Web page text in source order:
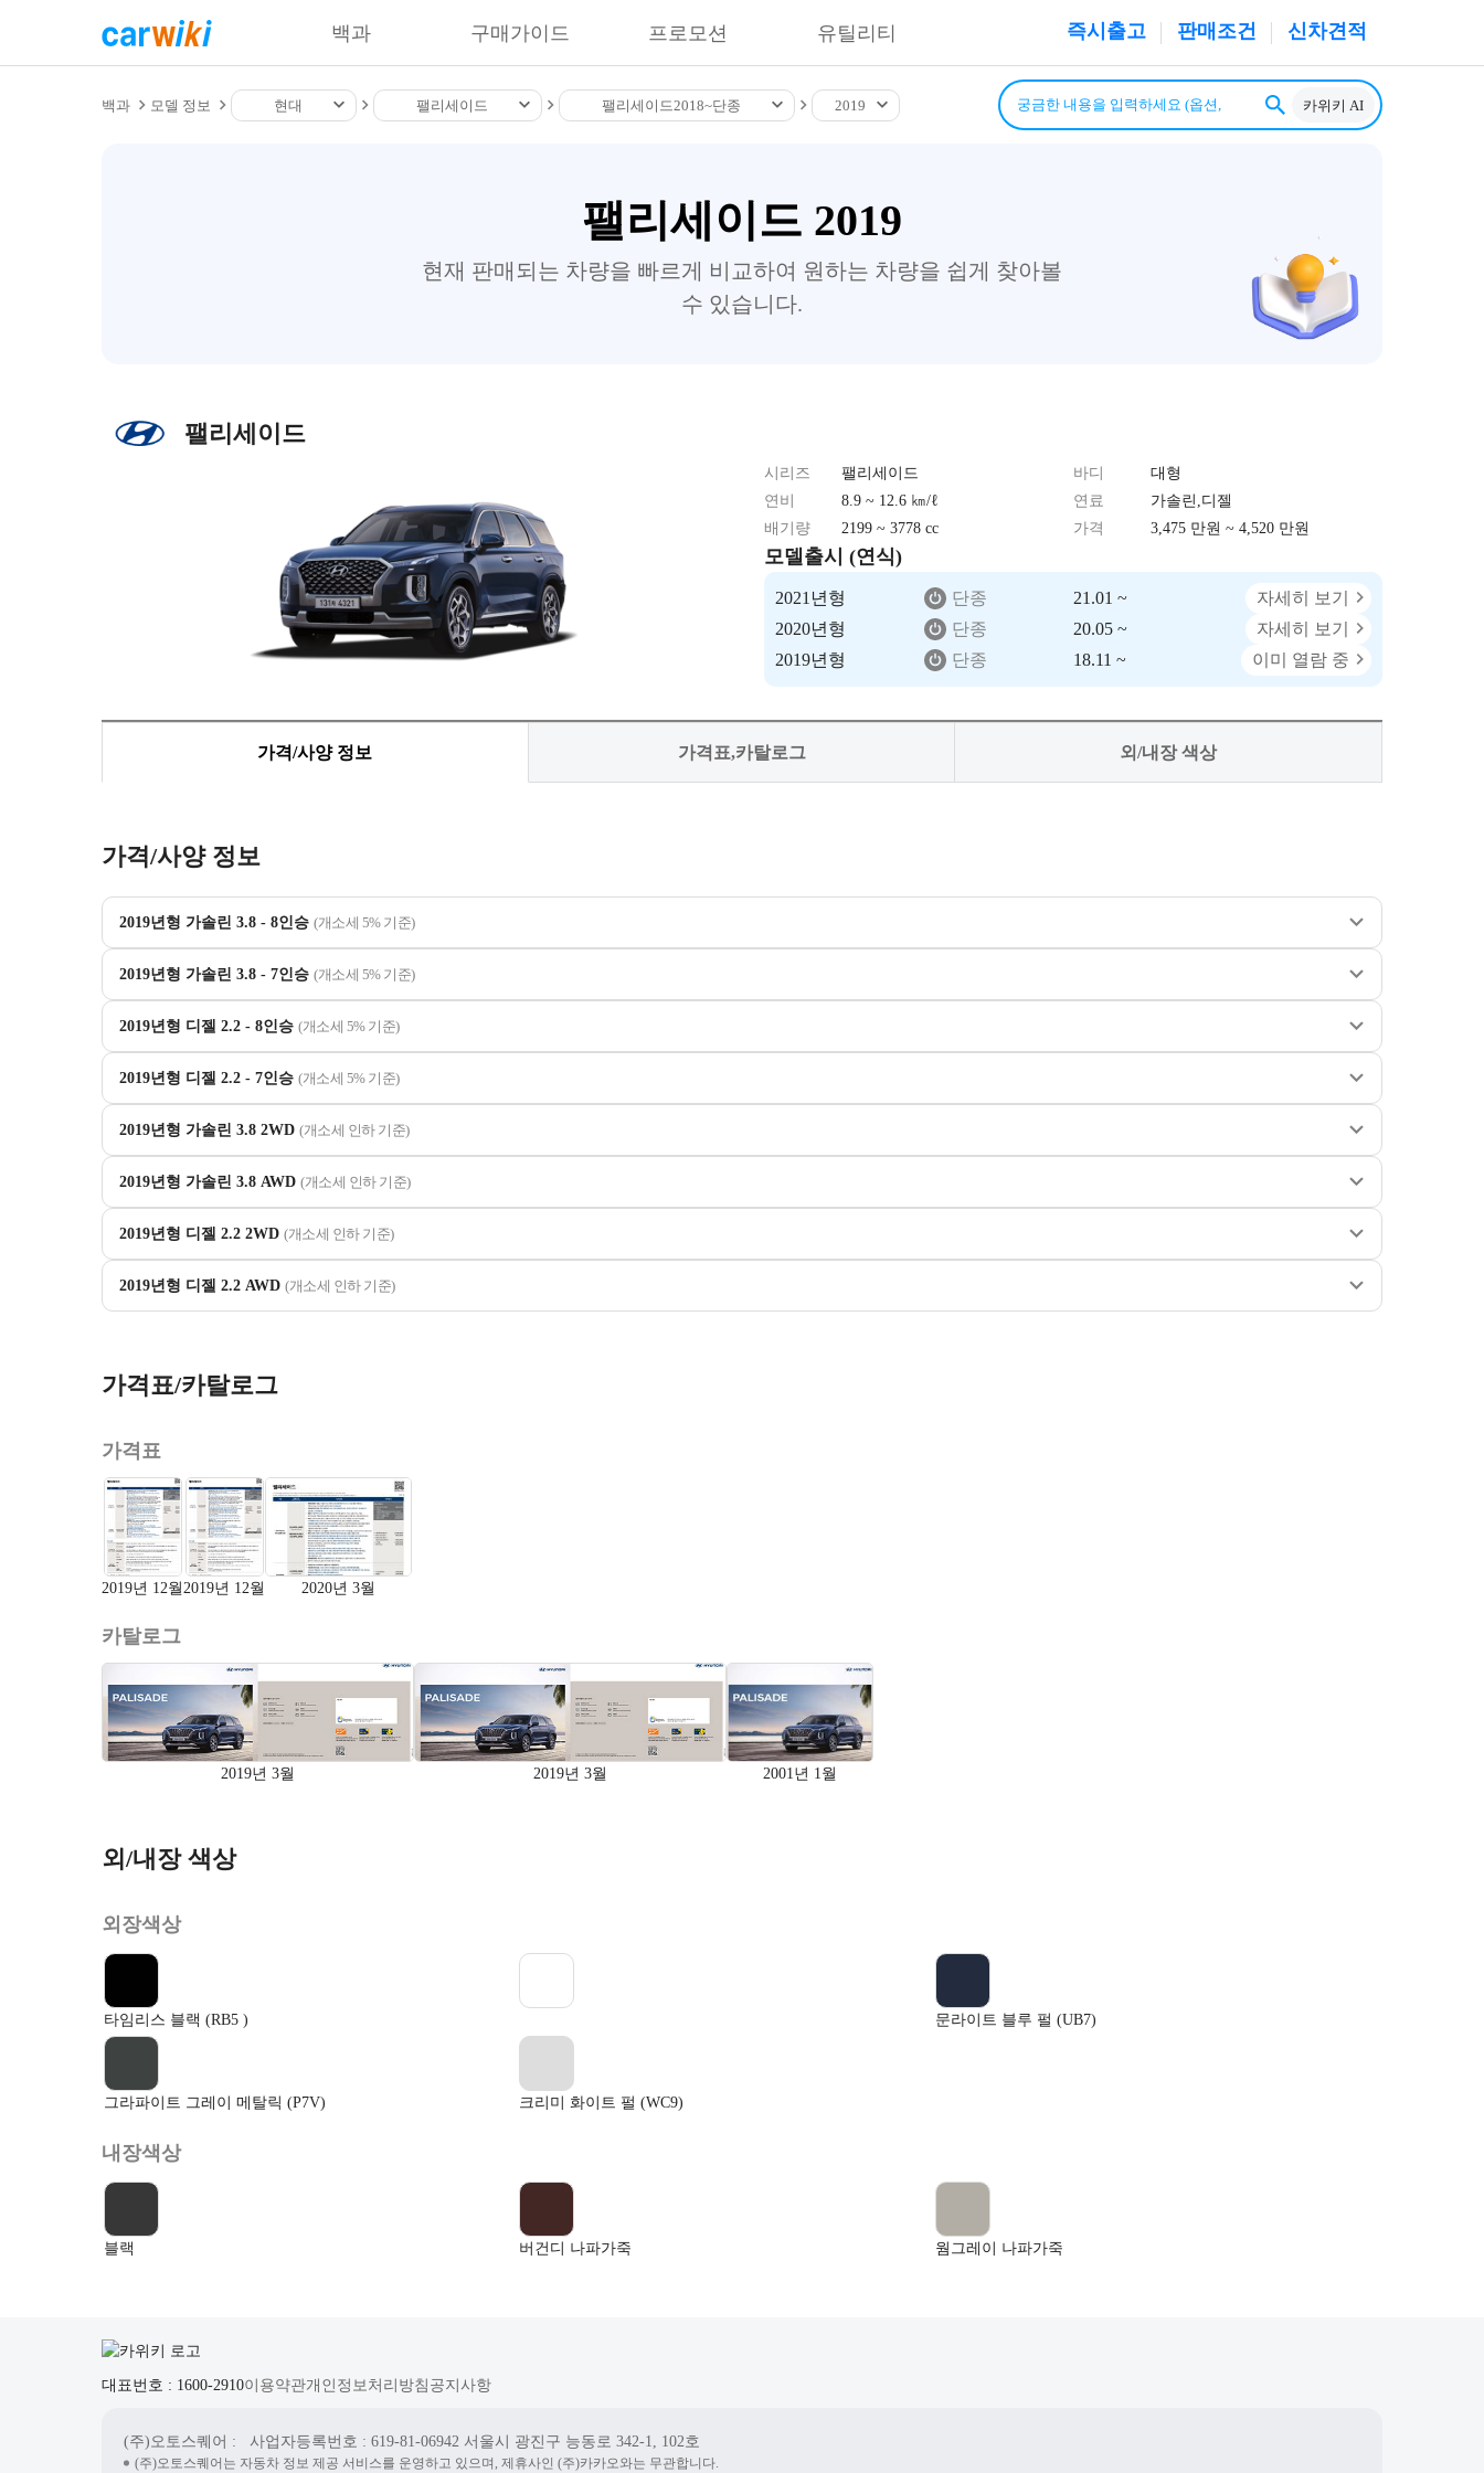
즉시출고 판매조건 신차견적
백과 구매가이드 프로모션 유틸리티
백과 모델 정보 현대 팰리세이드 팰리세이드 2018~단종 2019 카위키 AI
팰리세이드 2019
현재 판매되는 차량을 빠르게 비교하여 원하는 차량을 쉽게 찾아볼
수 있습니다.
팰리세이드
시리즈 팰리세이드 바디
대형
연비
8.9 ~ 12.6 ㎞/ℓ 연료
가솔린,디젤
배기량
2199 ~ 3778 cc 가격 3,475 만원 ~ 4,520 만원
모델출시 (연식)
2021년형 단종 21.01 ~
자세히 보기
2020년형
단종 20.05 ~
자세히 보기
2019년형
단종 18.11 ~ 이미 열람 중
가격/사양 정보 가격표,카탈로그 외/내장 색상
가격/사양 정보
2019년형 가솔린 3.8 - 8인승 (개소세 5% 기준)
2019년형 가솔린 3.8 - 7인승 (개소세 5% 기준)
2019년형 디젤 2.2 - 8인승 (개소세 5% 기준)
2019년형 디젤 2.2 - 7인승 (개소세 5% 기준)
2019년형 가솔린 3.8 2WD (개소세 인하 기준)
2019년형 가솔린 3.8 AWD (개소세 인하 기준)
2019년형 디젤 2.2 2WD (개소세 인하 기준)
2019년형 디젤 2.2 AWD (개소세 인하 기준)
가격표/카탈로그
가격표
2019년 12월 2019년 12월 2020년 3월
카탈로그
2019년 3월 2019년 3월 2001년 1월
외/내장 색상
외장색상
타임리스 블랙 (RB5 ) 문라이트 블루 펄 (UB7)
그라파이트 그레이 메탈릭 (P7V) 크리미 화이트 펄 (WC9)
내장색상
블랙 버건디 나파가죽 웜그레이 나파가죽
대표번호 : 1600-2910이용약관개인정보처리방침 공지사항
(주)오토스퀘어 : 사업자등록번호 : 619-81-06942 서울시 광진구 능동로 342-1, 102호
(주)오토스퀘어는 자동차 정보 제공 서비스를 운영하고 있으며, 제휴사인 (주)카카오와는 무관합니다.